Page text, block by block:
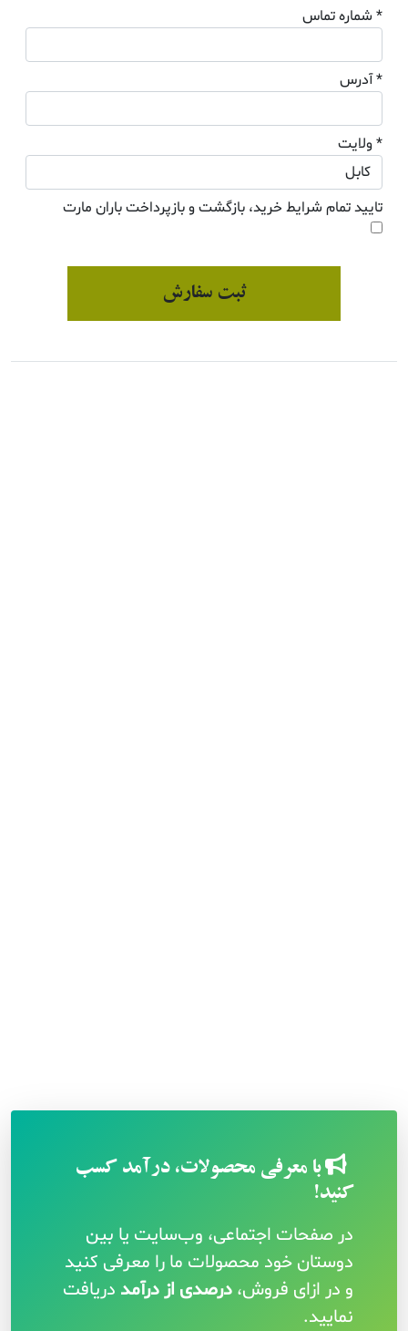
* شماره تماس
* آدرس
* ولایت
تایید تمام شرایط خرید، بازگشت و بازپرداخت باران مارت
ثبت سفارش
با معرفی محصولات، درآمد کسب
کنید!
در صفحات اجتماعی، وب‌سایت یا بین
دوستان خود محصولات ما را معرفی کنید
و در ازای فروش، درصدی از درآمد دریافت
نمایید.